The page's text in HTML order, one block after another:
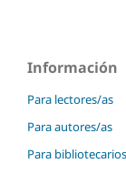
Información
Para lectores/as
Para autores/as
Para